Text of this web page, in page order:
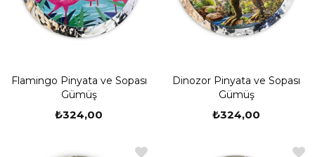
Flamingo Pinyata ve Sopası
Gümüş
₺324,00
Dinozor Pinyata ve Sopası
Gümüş
₺324,00